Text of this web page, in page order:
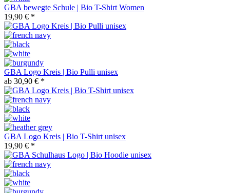
GBA bewegte Schule | Bio T-Shirt Women
19,90 € *
GBA Logo Kreis | Bio Pulli unisex
ab 30,90 € *
GBA Logo Kreis | Bio T-Shirt unisex
19,90 € *